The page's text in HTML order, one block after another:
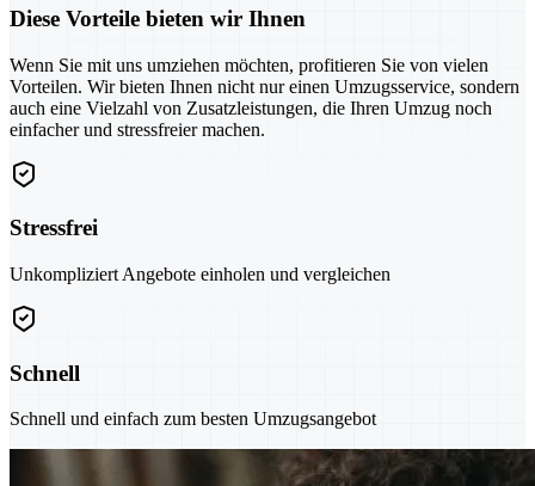
Diese Vorteile bieten wir Ihnen
Wenn Sie mit uns umziehen möchten, profitieren Sie von vielen
Vorteilen. Wir bieten Ihnen nicht nur einen Umzugsservice, sondern
auch eine Vielzahl von Zusatzleistungen, die Ihren Umzug noch
einfacher und stressfreier machen.
Stressfrei
Unkompliziert Angebote einholen und vergleichen
Schnell
Schnell und einfach zum besten Umzugsangebot